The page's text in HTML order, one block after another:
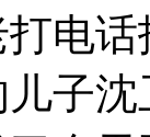
电
子